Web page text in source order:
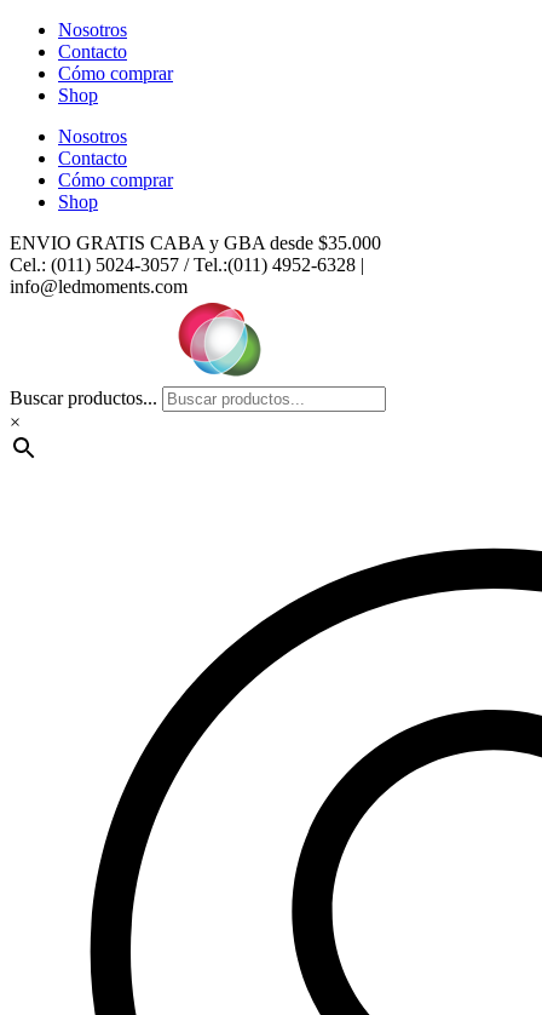
contenido
Nosotros
Contacto
Cómo comprar
Shop
Nosotros
Contacto
Cómo comprar
Shop
ENVIO GRATIS CABA y GBA desde $35.000
Cel.: (011) 5024-3057 / Tel.:(011) 4952-6328 |
info@ledmoments.com
Buscar productos...
×